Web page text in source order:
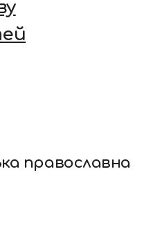
православна